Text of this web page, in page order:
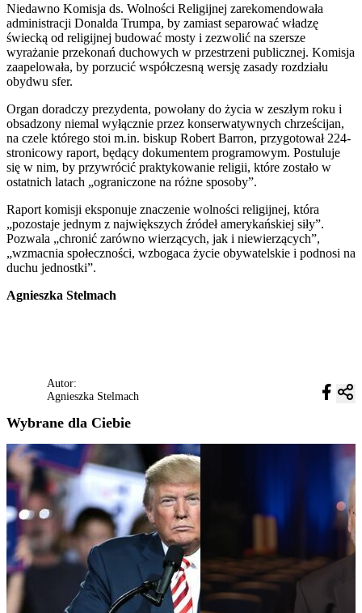
Niedawno Komisja ds. Wolności Religijnej zarekomendowała
administracji Donalda Trumpa, by zamiast separować władzę
świecką od religijnej budować mosty i zezwolić na szersze
wyrażanie przekonań duchowych w przestrzeni publicznej. Komisja
zaapelowała, by porzucić współczesną wersję zasady rozdziału
obydwu sfer.
Organ doradczy prezydenta, powołany do życia w zeszłym roku i
obsadzony niemal wyłącznie przez konserwatywnych chrześcijan,
na czele którego stoi m.in. biskup Robert Barron, przygotował 224-
stronicowy raport, będący dokumentem programowym. Postuluje
się w nim, by przywrócić praktykowanie religii, które zostało w
ostatnich latach „ograniczone na różne sposoby”.
Raport komisji eksponuje znaczenie wolności religijnej, która
„pozostaje jednym z największych źródeł amerykańskiej siły”.
Pozwala „chronić zarówno wierzących, jak i niewierzących”,
„wzmacnia społeczności, wzbogaca życie obywatelskie i podnosi na
duchu jednostki”.
Agnieszka Stelmach
Autor:
Agnieszka Stelmach
Wybrane dla Ciebie